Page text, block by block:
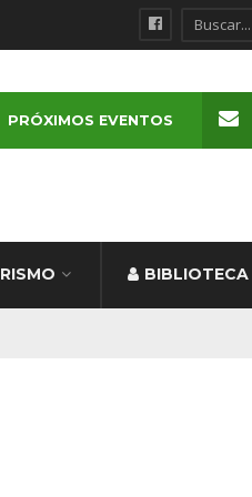
BIBLIOTECA
PRÓXIMOS EVENTOS